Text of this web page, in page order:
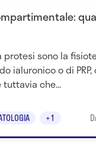
protesi sono la
ialuronico o di
che...
+1